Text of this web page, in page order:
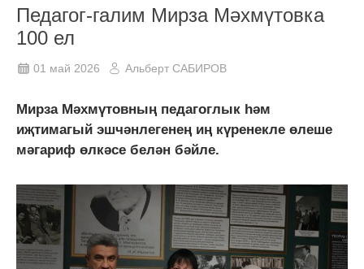
Педагог-галим Мирза Мәхмүтовка
100 ел
01 май 2026 Альберт САБИРОВ
Мирза Мәхмүтовның педагоглык һәм
иҗтимагый эшчәнлегенең иң күренекле өлеше
мәгариф өлкәсе белән бәйле.